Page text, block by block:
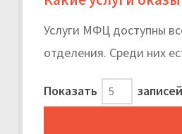
Услуги МФЦ доступны
отделения. Среди них
Показать записей